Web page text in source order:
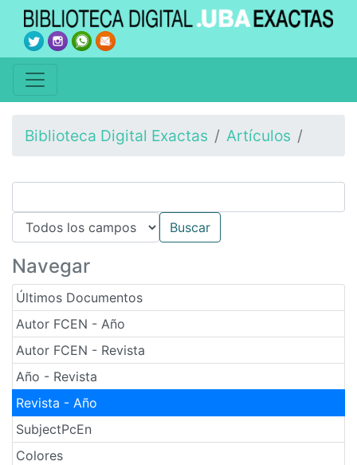
Biblioteca Digital Exactas Artículos
Navegar
Últimos Documentos
Autor FCEN - Año
Autor FCEN - Revista
Año - Revista
Revista - Año
SubjectPcEn
Colores